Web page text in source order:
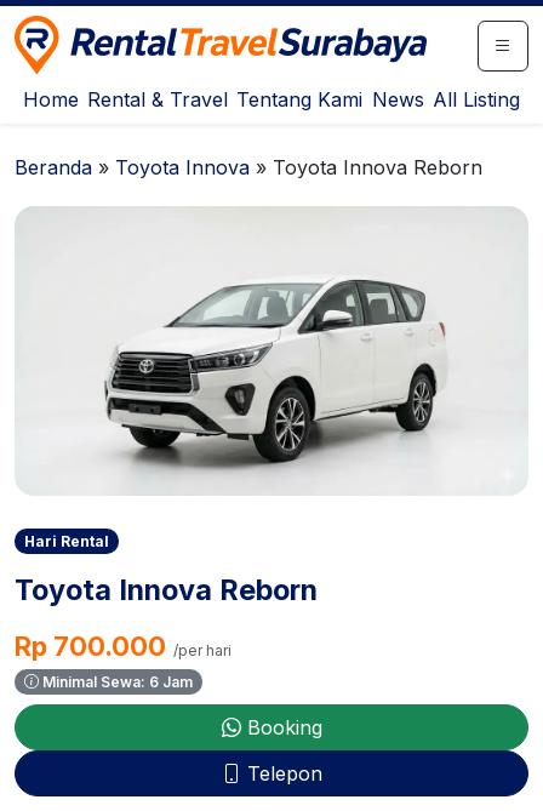
Rental Travel Surabaya
Pusat Iklan Rental Mobil, Motor & Travel Surabaya
Home Rental & Travel Tentang Kami News All Listing
Beranda » Toyota Innova » Toyota Innova Reborn
Hari Rental
Toyota Innova Reborn
Rp 700.000 /per hari
Minimal Sewa: 6 Jam
Booking
Telepon